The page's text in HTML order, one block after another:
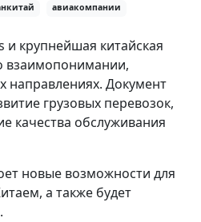
авиакомпании
крупнейшая китайская
направлениях. Документ
грузовых перевозок,
качества обслуживания
новые возможности для
а также будет